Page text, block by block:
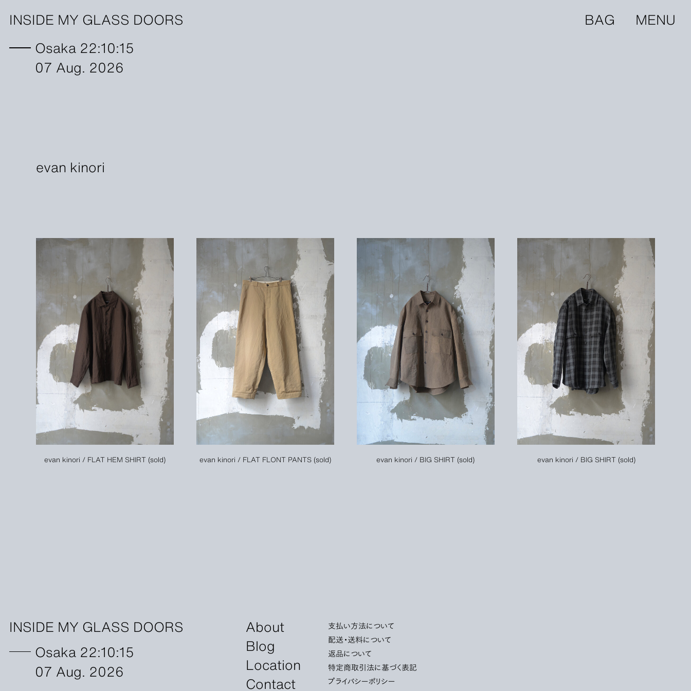
INSIDE MY GLASS DOORS BAG
MENU
Osaka 22:10:15
07 Aug. 2026
evan kinori
evan kinori / FLAT HEM SHIRT (sold) evan kinori / FLAT FLONT PANTS (sold) evan kinori / BIG SHIRT (sold) evan kinori / BIG SHIRT (sold)
INSIDE MY GLASS DOORS
Osaka 22:10:15
07 Aug. 2026
About
Blog
Location
Contact
支払い方法について
配送・送料について
返品について
特定商取引法に基づく表記
プライバシーポリシー